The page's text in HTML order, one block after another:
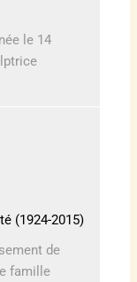
le 14
(1924-2015)
de
famille